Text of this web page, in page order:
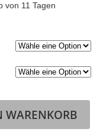
von 11 Tagen
WARENKORB